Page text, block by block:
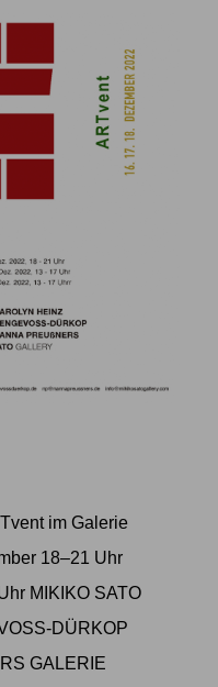
im Galerie
18–21 Uhr
MIKIKO SATO
DÜRKOP
GALERIE